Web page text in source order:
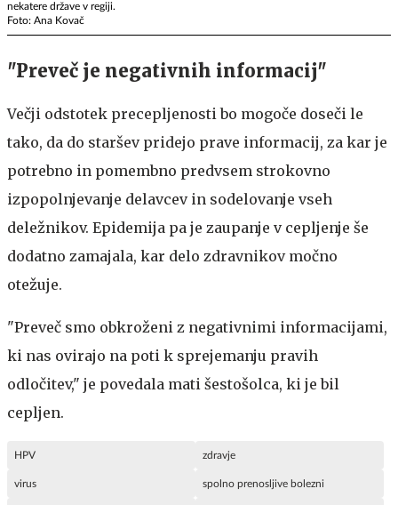
nekatere države v regiji.
Foto: Ana Kovač
"Preveč je negativnih informacij"
Večji odstotek precepljenosti bo mogoče doseči le
tako, da do staršev pridejo prave informacij, za kar je
potrebno in pomembno predvsem strokovno
izpopolnjevanje delavcev in sodelovanje vseh
deležnikov. Epidemija pa je zaupanje v cepljenje še
dodatno zamajala, kar delo zdravnikov močno
otežuje.
"Preveč smo obkroženi z negativnimi informacijami,
ki nas ovirajo na poti k sprejemanju pravih
odločitev," je povedala mati šestošolca, ki je bil
cepljen.
HPV zdravje
virus spolno prenosljive bolezni